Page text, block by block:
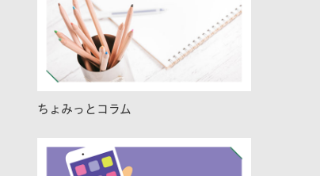
ちょみっとコラム